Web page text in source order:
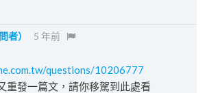
者） 5 年前
questions/10206777
重發一篇文，請你移駕到此處看